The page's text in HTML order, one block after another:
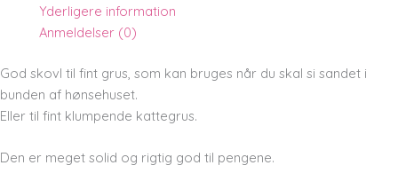
Yderligere information
Anmeldelser (0)
God skovl til fint grus, som kan bruges når du skal si sandet i
bunden af hønsehuset.
Eller til fint klumpende kattegrus.
Den er meget solid og rigtig god til pengene.